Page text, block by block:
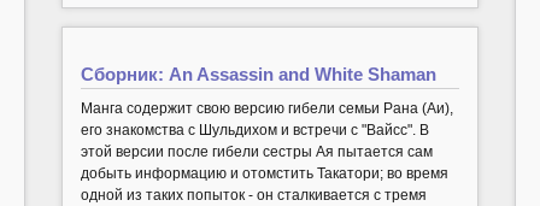
Сборник: An Assassin and White Shaman
Манга содержит свою версию гибели семьи Рана (Аи),
его знакомства с Шульдихом и встречи с "Вайсс". В
этой версии после гибели сестры Ая пытается сам
добыть информацию и отомстить Такатори; во время
одной из таких попыток - он сталкивается с тремя